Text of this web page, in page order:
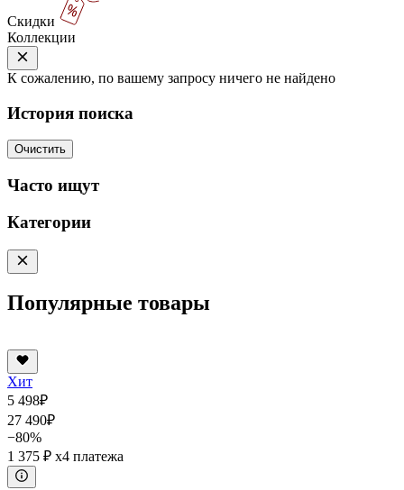
Скидки
Коллекции
К сожалению, по вашему запросу ничего не найдено
История поиска
Очистить
Часто ищут
Категории
Популярные товары
Хит
5 498₽
27 490₽
−80%
1 375 ₽ x4 платежа